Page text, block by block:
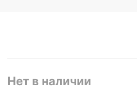
Нет в наличии